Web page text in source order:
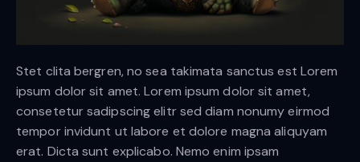
Stet clita bergren, no sea takimata sanctus est Lorem
ipsum dolor sit amet. Lorem ipsum dolor sit amet,
consetetur sadipscing elitr sed diam nonumy eirmod
tempor invidunt ut labore et dolore magna aliquyam
erat. Dicta sunt explicabo. Nemo enim ipsam